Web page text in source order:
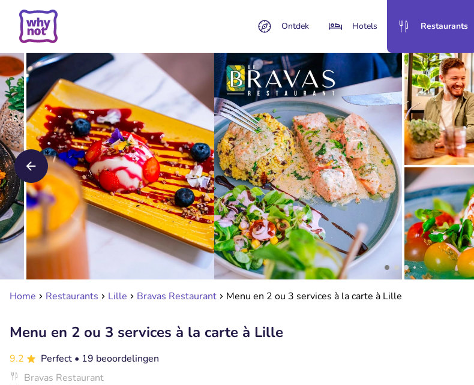
Ontdek Hotels Restaurants
Home Restaurants Lille Bravas Restaurant Menu en 2 ou 3 services à la carte à Lille
Menu en 2 ou 3 services à la carte à Lille
9.2 Perfect • 19 beoordelingen
Bravas Restaurant